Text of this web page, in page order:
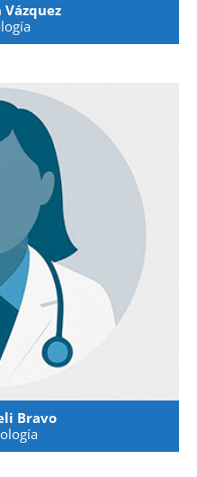
Vázquez
Bravo